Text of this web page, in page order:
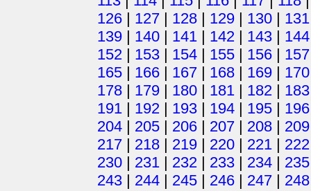
126 | 127 | 128 | 129 | 130 | 131
139 | 140 | 141 | 142 | 143 | 144
152 | 153 | 154 | 155 | 156 | 157
165 | 166 | 167 | 168 | 169 | 170
178 | 179 | 180 | 181 | 182 | 183
191 | 192 | 193 | 194 | 195 | 196
204 | 205 | 206 | 207 | 208 | 209
217 | 218 | 219 | 220 | 221 | 222
230 | 231 | 232 | 233 | 234 | 235
243 | 244 | 245 | 246 | 247 | 248